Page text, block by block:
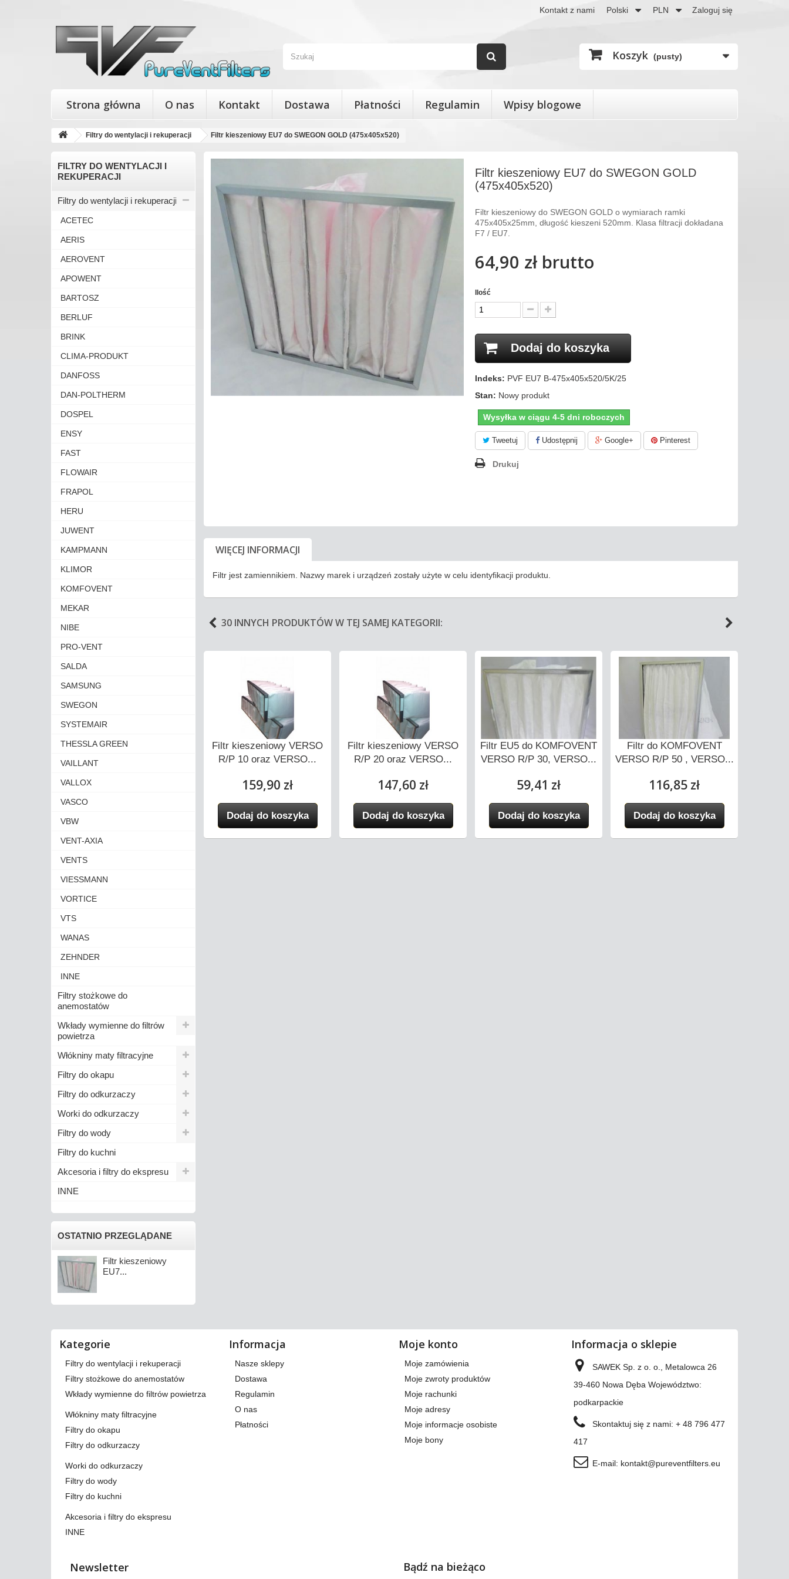
Zaloguj się
PLN
Polski
Kontakt z nami
Koszyk (pusty)
Strona główna O nas Kontakt Dostawa Płatności Regulamin Wpisy blogowe
Filtry do wentylacji i rekuperacji Filtr kieszeniowy EU7 do SWEGON GOLD (475x405x520)
FILTRY DO WENTYLACJI I
REKUPERACJI
Filtry do wentylacji i rekuperacji
ACETEC
AERIS
AEROVENT
APOWENT
BARTOSZ
BERLUF
BRINK
CLIMA-PRODUKT
DANFOSS
DAN-POLTHERM
DOSPEL
ENSY
FAST
FLOWAIR
FRAPOL
HERU
JUWENT
KAMPMANN
KLIMOR
KOMFOVENT
MEKAR
NIBE
PRO-VENT
SALDA
SAMSUNG
SWEGON
SYSTEMAIR
THESSLA GREEN
VAILLANT
VALLOX
VASCO
VBW
VENT-AXIA
VENTS
VIESSMANN
VORTICE
VTS
WANAS
ZEHNDER
INNE
Filtry stożkowe do
anemostatów
Wkłady wymienne do filtrów
powietrza
Włókniny maty filtracyjne
Filtry do okapu
Filtry do odkurzaczy
Worki do odkurzaczy
Filtry do wody
Filtry do kuchni
Akcesoria i filtry do ekspresu
INNE
OSTATNIO PRZEGLĄDANE
Filtr kieszeniowy
EU7...
Filtr kieszeniowy EU7 do SWEGON GOLD
(475x405x520)
Filtr kieszeniowy do SWEGON GOLD o wymiarach ramki
475x405x25mm, długość kieszeni 520mm. Klasa filtracji dokładana
F7 / EU7.
64,90 złbrutto
Ilość
Dodaj do koszyka
Indeks: PVF EU7 B-475x405x520/5K/25
Stan: Nowy produkt
Wysyłka w ciągu 4-5 dni roboczych
Tweetuj Udostępnij Google+ Pinterest
Drukuj
WIĘCEJ INFORMACJI
Filtr jest zamiennikiem. Nazwy marek i urządzeń zostały użyte w celu identyfikacji produktu.
30 INNYCH PRODUKTÓW W TEJ SAMEJ KATEGORII:
Filtr do SALDA RIRS 700V
oraz 700H EKO 3.0...
Filtr kieszeniowy VERSO
R/P 10 oraz VERSO...
159,90 zł
Dodaj do koszyka
Filtr kieszeniowy VERSO
R/P 20 oraz VERSO...
147,60 zł
Dodaj do koszyka
Filtr EU5 do KOMFOVENT
VERSO R/P 30, VERSO...
59,41 zł
Dodaj do koszyka
Filtr do KOMFOVENT
VERSO R/P 50 , VERSO...
116,85 zł
Dodaj do koszyka
Kategorie
Filtry do wentylacji i rekuperacji
Filtry stożkowe do anemostatów
Wkłady wymienne do filtrów powietrza
Włókniny maty filtracyjne
Filtry do okapu
Filtry do odkurzaczy
Worki do odkurzaczy
Filtry do wody
Filtry do kuchni
Akcesoria i filtry do ekspresu
INNE
Informacja
Nasze sklepy
Dostawa
Regulamin
O nas
Płatności
Moje konto
Moje zamówienia
Moje zwroty produktów
Moje rachunki
Moje adresy
Moje informacje osobiste
Moje bony
Informacja o sklepie
SAWEK Sp. z o. o., Metalowca 26
39-460 Nowa Dęba Województwo:
podkarpackie
Skontaktuj się z nami: + 48 796 477
417
E-mail: kontakt@pureventfilters.eu
Newsletter Bądź na bieżąco